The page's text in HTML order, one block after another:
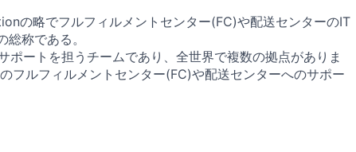
の略でフルフィルメントセンター(FC)や配送センターのIT
称である。
ートを担うチームであり、全世界で複数の拠点がありま
フルフィルメントセンター(FC)や配送センターへのサポー